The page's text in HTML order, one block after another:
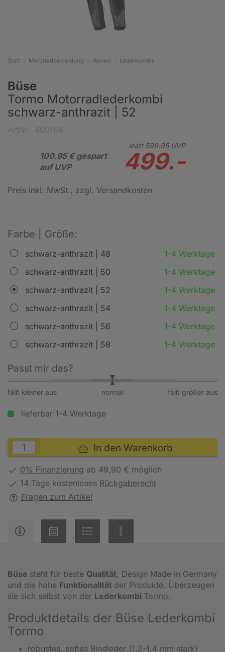
Start Motorradbekleidung Herren Lederkombis
Büse
Tormo Motorradlederkombi
schwarz-anthrazit | 52
100.95 € gespart
auf UVP
statt 599.95UVP
499.-
Preis inkl. MwSt., zzgl. Versandkosten
Farbe | Größe:
schwarz-anthrazit | 48
1-4 Werktage
schwarz-anthrazit | 50
1-4 Werktage
schwarz-anthrazit | 52
1-4 Werktage
schwarz-anthrazit | 54
1-4 Werktage
schwarz-anthrazit | 56
1-4 Werktage
schwarz-anthrazit | 58
1-4 Werktage
Passt mir das?
fällt kleiner aus fällt größer aus
normal
lieferbar 1-4 Werktage
In den Warenkorb
0% Finanzierung ab 49,90 € möglich
14 Tage kostenloses Rückgaberecht
Fragen zum Artikel
Büse steht für beste Qualität, Design Made in Germany
und die hohe Funktionalität der Produkte. Überzeugen
sie sich selbst von der Lederkombi Tormo.
Produktdetails der Büse Lederkombi
Tormo
robustes, softes Rindleder (1.2-1.4 mm stark)